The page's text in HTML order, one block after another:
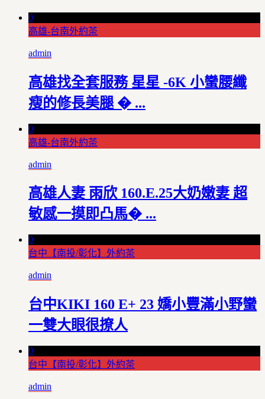
0
高雄-台南外約茶
admin
高雄找全套服務 星星 -6K 小蠻腰纖
瘦的修長美腿 � ...
0
高雄-台南外約茶
admin
高雄人妻 雨欣 160.E.25大奶嫩妻 超
敏感一摸即凸馬� ...
0
台中【南投/彰化】外約茶
admin
台中KIKI 160 E+ 23 嬌小豐滿小野蠻
一雙大眼很撩人
0
台中【南投/彰化】外約茶
admin